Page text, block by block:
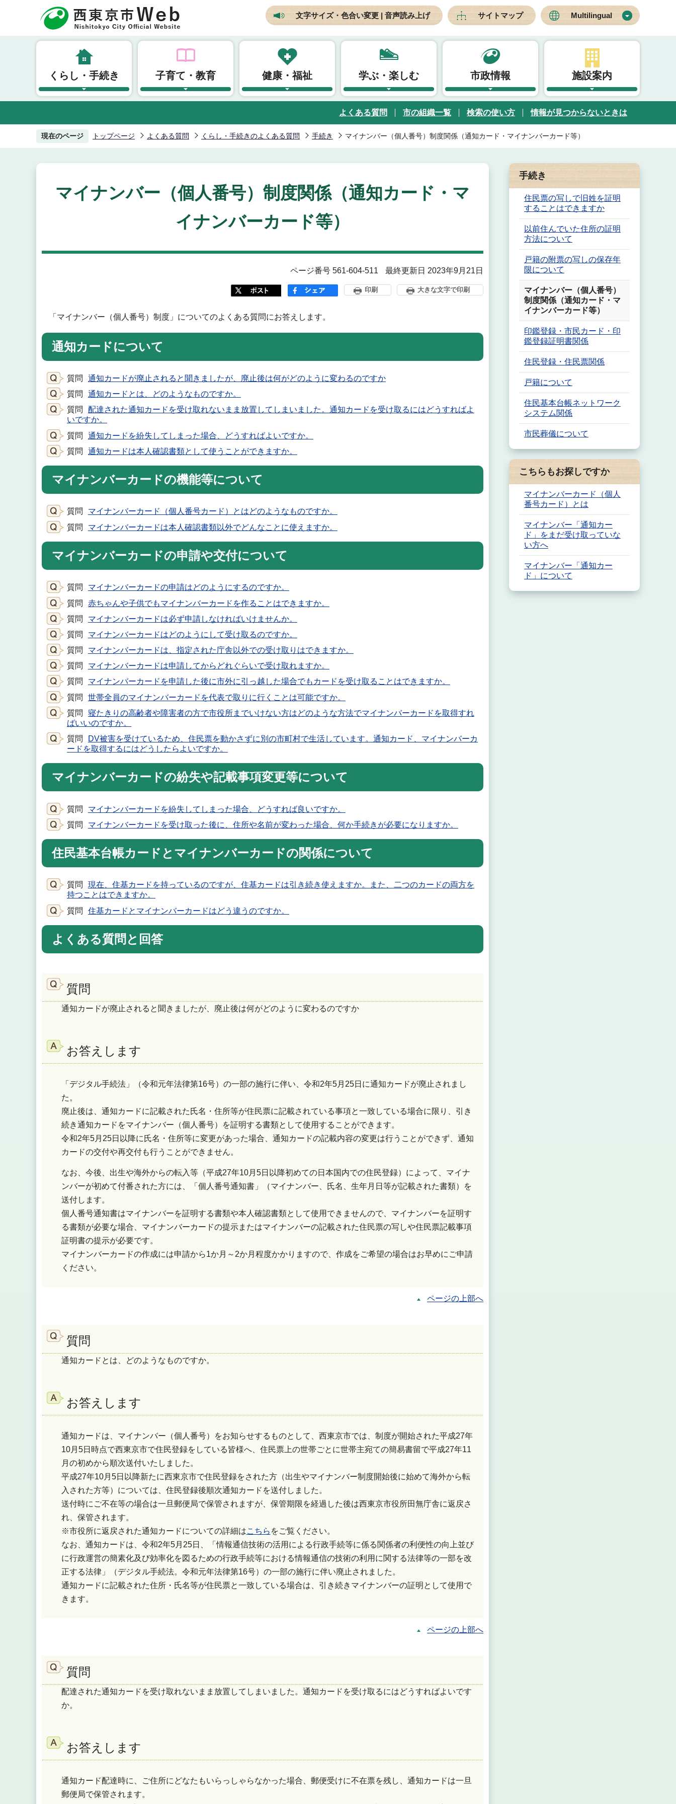
頭
文字サイズ・色合い変更 | 音声読み上げ サイトマップ Multilingual
くらし・手続き 子育て・教育 健康・福祉 学ぶ・楽しむ 市政情報 施設案内
よくある質問 市の組織一覧 検索の使い方 情報が見つからないときは
現在のページ トップページ よくある質問 くらし・手続きのよくある質問 手続き マイナンバー（個人番号）制度関係（通知カード・マイナンバーカード等）
マイナンバー（個人番号）制度関係（通知カード・マ
イナンバーカード等）
ページ番号 561-604-511 最終更新日 2023年9月21日
印刷 大きな文字で印刷
「マイナンバー（個人番号）制度」についてのよくある質問にお答えします。
通知カードについて
質問
通知カードが廃止されると聞きましたが、廃止後は何がどのように変わるのですか
質問
通知カードとは、どのようなものですか。
質問
配達された通知カードを受け取れないまま放置してしまいました。通知カードを受け取るにはどうすればよ
いですか。
質問
通知カードを紛失してしまった場合、どうすればよいですか。
質問
通知カードは本人確認書類として使うことができますか。
マイナンバーカードの機能等について
質問
マイナンバーカード（個人番号カード）とはどのようなものですか。
質問
マイナンバーカードは本人確認書類以外でどんなことに使えますか。
マイナンバーカードの申請や交付について
質問
マイナンバーカードの申請はどのようにするのですか。
質問
赤ちゃんや子供でもマイナンバーカードを作ることはできますか。
質問
マイナンバーカードは必ず申請しなければいけませんか。
質問
マイナンバーカードはどのようにして受け取るのですか。
質問
マイナンバーカードは、指定された庁舎以外での受け取りはできますか。
質問
マイナンバーカードは申請してからどれぐらいで受け取れますか。
質問
マイナンバーカードを申請した後に市外に引っ越した場合でもカードを受け取ることはできますか。
質問
世帯全員のマイナンバーカードを代表で取りに行くことは可能ですか。
質問
寝たきりの高齢者や障害者の方で市役所までいけない方はどのような方法でマイナンバーカードを取得すれ
ばいいのですか。
質問
DV被害を受けているため、住民票を動かさずに別の市町村で生活しています。通知カード、マイナンバーカ
ードを取得するにはどうしたらよいですか。
マイナンバーカードの紛失や記載事項変更等について
質問
マイナンバーカードを紛失してしまった場合、どうすれば良いですか。
質問
マイナンバーカードを受け取った後に、住所や名前が変わった場合、何か手続きが必要になりますか。
住民基本台帳カードとマイナンバーカードの関係について
質問
現在、住基カードを持っているのですが、住基カードは引き続き使えますか。また、二つのカードの両方を
持つことはできますか。
質問
住基カードとマイナンバーカードはどう違うのですか。
よくある質問と回答
質問
通知カードが廃止されると聞きましたが、廃止後は何がどのように変わるのですか
お答えします
「デジタル手続法」（令和元年法律第16号）の一部の施行に伴い、令和2年5月25日に通知カードが廃止されまし
た。
廃止後は、通知カードに記載された氏名・住所等が住民票に記載されている事項と一致している場合に限り、引き
続き通知カードをマイナンバー（個人番号）を証明する書類として使用することができます。
令和2年5月25日以降に氏名・住所等に変更があった場合、通知カードの記載内容の変更は行うことができず、通知
カードの交付や再交付も行うことができません。
なお、今後、出生や海外からの転入等（平成27年10月5日以降初めての日本国内での住民登録）によって、マイナ
ンバーが初めて付番された方には、「個人番号通知書」（マイナンバー、氏名、生年月日等が記載された書類）を
送付します。
個人番号通知書はマイナンバーを証明する書類や本人確認書類として使用できませんので、マイナンバーを証明す
る書類が必要な場合、マイナンバーカードの提示またはマイナンバーの記載された住民票の写しや住民票記載事項
証明書の提示が必要です。
マイナンバーカードの作成には申請から1か月～2か月程度かかりますので、作成をご希望の場合はお早めにご申請
ください。
ページの上部へ
質問
通知カードとは、どのようなものですか。
お答えします
通知カードは、マイナンバー（個人番号）をお知らせするものとして、西東京市では、制度が開始された平成27年
10月5日時点で西東京市で住民登録をしている皆様へ、住民票上の世帯ごとに世帯主宛ての簡易書留で平成27年11
月の初めから順次送付いたしました。
平成27年10月5日以降新たに西東京市で住民登録をされた方（出生やマイナンバー制度開始後に始めて海外から転
入された方等）については、住民登録後順次通知カードを送付しました。
送付時にご不在等の場合は一旦郵便局で保管されますが、保管期限を経過した後は西東京市役所田無庁舎に返戻さ
れ、保管されます。
※市役所に返戻された通知カードについての詳細はこちら をご覧ください。
なお、通知カードは、令和2年5月25日、「情報通信技術の活用による行政手続等に係る関係者の利便性の向上並び
に行政運営の簡素化及び効率化を図るための行政手続等における情報通信の技術の利用に関する法律等の一部を改
正する法律」（デジタル手続法。令和元年法律第16号）の一部の施行に伴い廃止されました。
通知カードに記載された住所・氏名等が住民票と一致している場合は、引き続きマイナンバーの証明として使用で
きます。
ページの上部へ
質問
配達された通知カードを受け取れないまま放置してしまいました。通知カードを受け取るにはどうすればよいです
か。
お答えします
通知カード配達時に、ご住所にどなたもいらっしゃらなかった場合、郵便受けに不在票を残し、通知カードは一旦
郵便局で保管されます。
手続き
住民票の写しで旧姓を証明
することはできますか
以前住んでいた住所の証明
方法について
戸籍の附票の写しの保存年
限について
マイナンバー（個人番号）
制度関係（通知カード・マ
イナンバーカード等）
印鑑登録・市民カード・印
鑑登録証明書関係
住民登録・住民票関係
戸籍について
住民基本台帳ネットワーク
システム関係
市民葬儀について
こちらもお探しですか
マイナンバーカード（個人
番号カード）とは
マイナンバー「通知カー
ド」をまだ受け取っていな
い方へ
マイナンバー「通知カー
ド」について